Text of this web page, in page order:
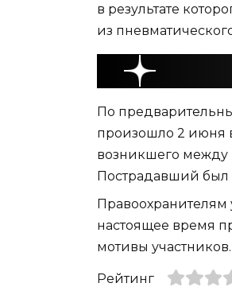
в результате
из
По
произошло 2 июня
возникшего между
Пострадавший был
Правоохранителям
настоящее время
мотивы участников.
Рейтинг